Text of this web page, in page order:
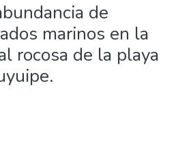
de
marinos en la
rocosa de la playa